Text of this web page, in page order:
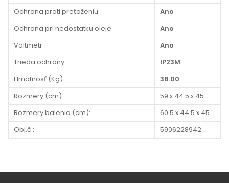
Ochrana proti preťaženiu
Ano
Ochrana pri nedostatku oleje
Ano
Voltmetr
Ano
Trieda ochrany
IP23M
Hmotnosť (Kg):
38.00
Rozmery (cm):
59 x 44.5 x 45
Rozmery balenia (cm):
60.5 x 44.5 x 45
Obj.č.:
5906228942